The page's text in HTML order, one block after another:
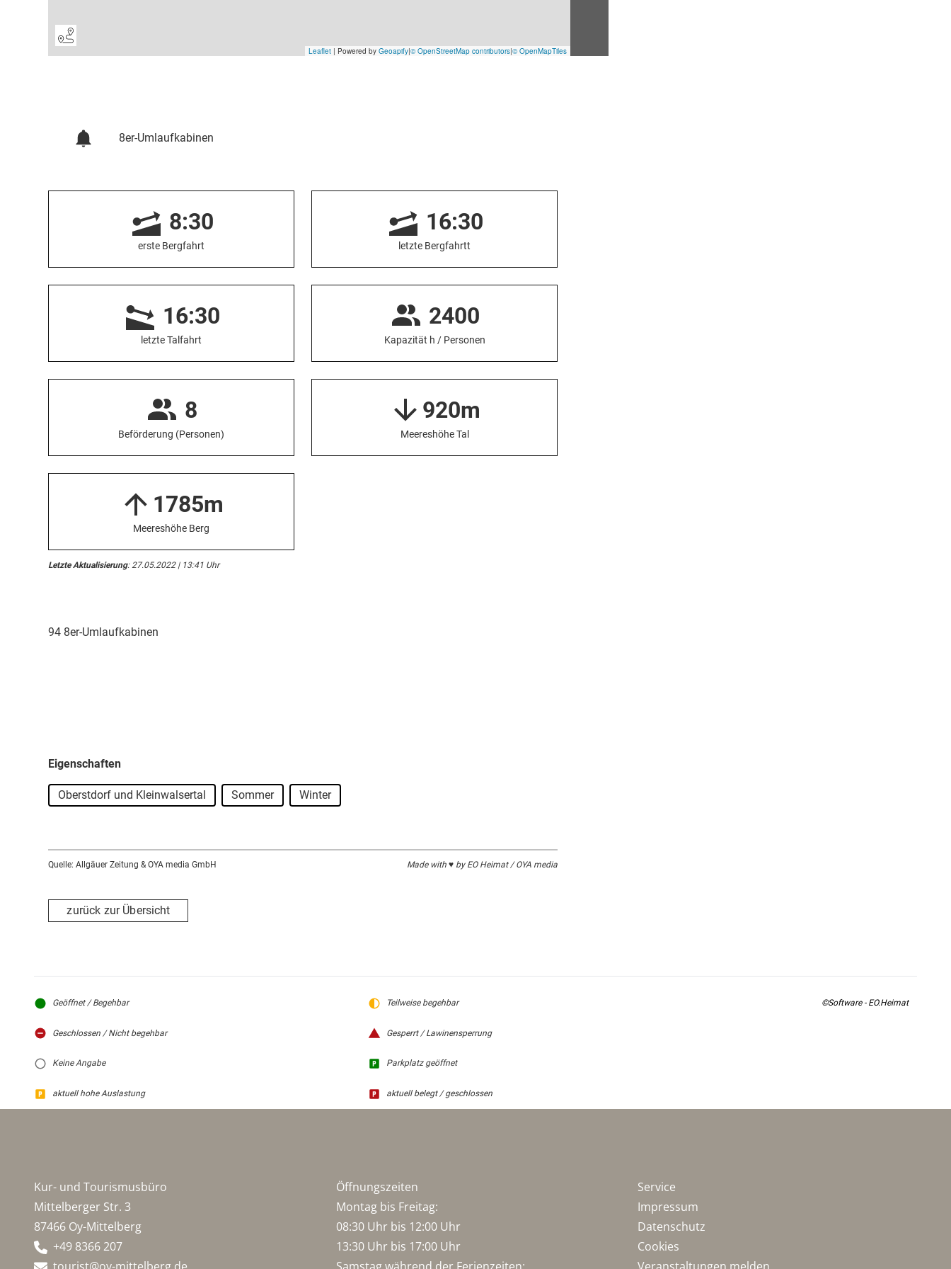
8er-Umlaufkabinen
8:30
erste Bergfahrt
16:30
letzte Bergfahrtt
16:30
letzte Talfahrt
2400
Kapazität h / Personen
8
Beförderung (Personen)
920m
Meereshöhe Tal
1785m
Meereshöhe Berg
Letzte Aktualisierung: 27.05.2022 | 13:41 Uhr
94 8er-Umlaufkabinen
Eigenschaften
Oberstdorf und Kleinwalsertal Sommer Winter
Quelle: Allgäuer Zeitung & OYA media GmbH Made with ♥ by EO Heimat / OYA media
zurück zur Übersicht
Geöffnet / Begehbar Teilweise begehbar
Geschlossen / Nicht begehbar Gesperrt / Lawinensperrung
Keine Angabe Parkplatz geöffnet
aktuell hohe Auslastung aktuell belegt / geschlossen
©Software - EO.Heimat
Kur- und Tourismusbüro
Mittelberger Str. 3
87466 Oy-Mittelberg
+49 8366 207
Öffnungszeiten
Montag bis Freitag:
08:30 Uhr bis 12:00 Uhr
13:30 Uhr bis 17:00 Uhr
Service
Impressum
Datenschutz
Cookies